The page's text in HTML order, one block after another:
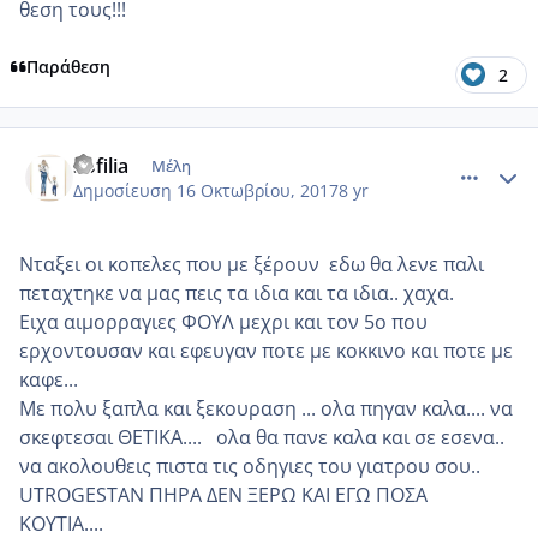
θεση τους!!!
Παράθεση 2
Sofilia Μέλη
Δημοσίευση 16 Οκτωβρίου, 20178 yr
Νταξει οι κοπελες που με ξέρουν εδω θα λενε παλι
πεταχτηκε να μας πεις τα ιδια και τα ιδια.. χαχα.
Ειχα αιμορραγιες ΦΟΥΛ μεχρι και τον 5ο που
ερχοντουσαν και εφευγαν ποτε με κοκκινο και ποτε με
καφε...
Με πολυ ξαπλα και ξεκουραση ... ολα πηγαν καλα.... να
σκεφτεσαι ΘΕΤΙΚΑ.... ολα θα πανε καλα και σε εσενα..
να ακολουθεις πιστα τις οδηγιες του γιατρου σου..
UTROGESTAN ΠΗΡΑ ΔΕΝ ΞΕΡΩ ΚΑΙ ΕΓΩ ΠΟΣΑ
ΚΟΥΤΙΑ....